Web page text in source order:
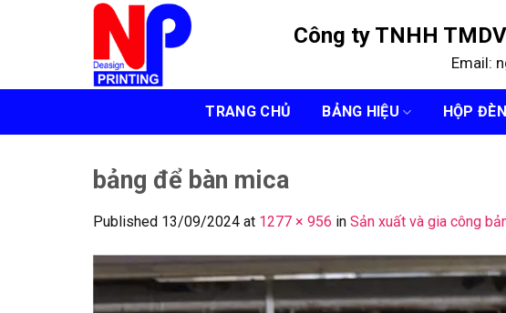
Công ty TNHH
Email:
TRANG CHỦ BẢNG HIỆU HỘP ĐÈN
bảng để bàn mica
Published 13/09/2024 at 1277 × 956 in Sản xuất và gia công